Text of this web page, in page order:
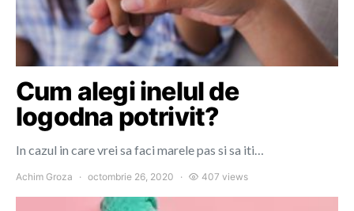
Cum alegi inelul de
logodna potrivit?
In cazul in care vrei sa faci marele pas si sa iti…
Achim Groza octombrie 26, 2020 407 views